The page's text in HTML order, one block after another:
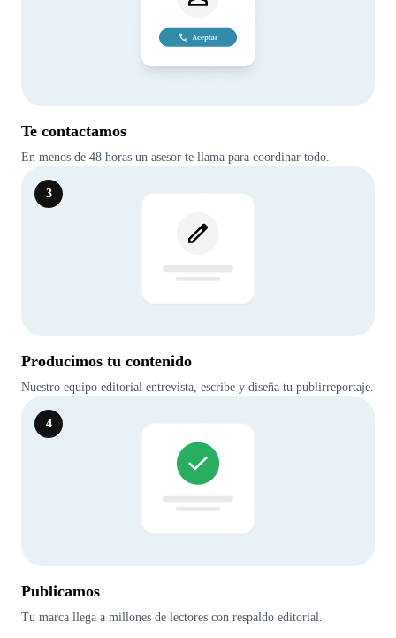
Te contactamos
En menos de 48 horas un asesor te llama para coordinar todo.
3
Producimos tu contenido
Nuestro equipo editorial entrevista, escribe y diseña tu publirreportaje.
4
Publicamos
Tu marca llega a millones de lectores con respaldo editorial.